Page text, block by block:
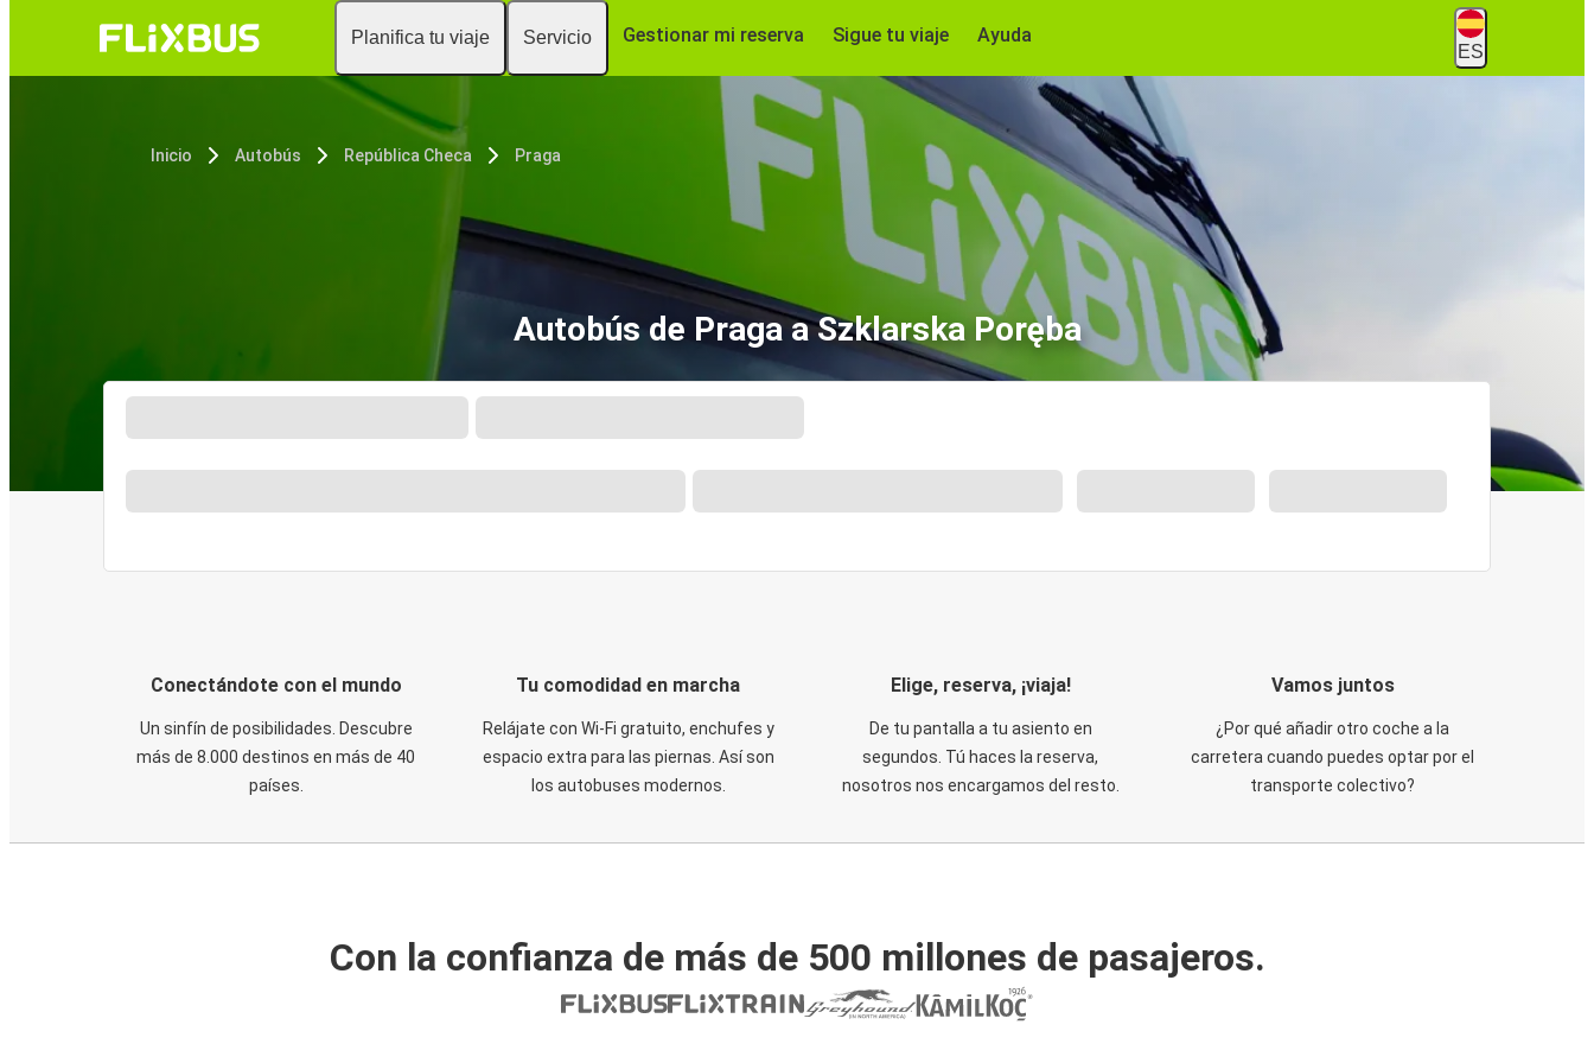
Planifica tu viaje Servicio Gestionar mi reserva Sigue tu viaje Ayuda
ES
Inicio Autobús República Checa Praga
Autobús de Praga a Szklarska Poręba
Conectándote con el mundo
Un sinfín de posibilidades. Descubre
más de 8.000 destinos en más de 40
países.
Tu comodidad en marcha
Relájate con Wi-Fi gratuito, enchufes y
espacio extra para las piernas. Así son
los autobuses modernos.
Elige, reserva, ¡viaja!
De tu pantalla a tu asiento en
segundos. Tú haces la reserva,
nosotros nos encargamos del resto.
Vamos juntos
¿Por qué añadir otro coche a la
carretera cuando puedes optar por el
transporte colectivo?
Con la confianza de más de 500 millones de pasajeros.